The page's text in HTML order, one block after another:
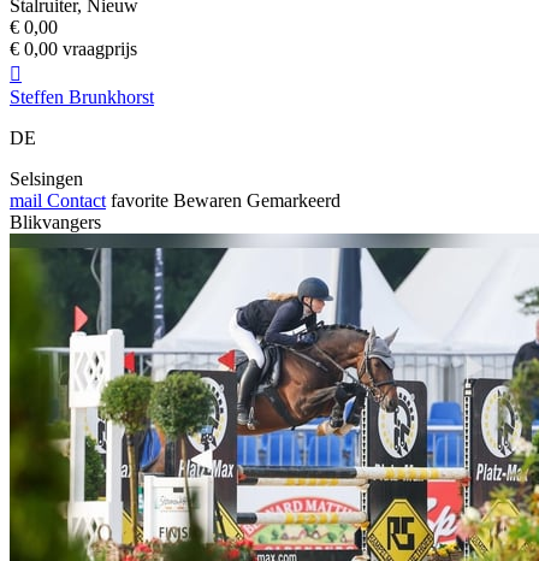
Stalruiter, Nieuw
€ 0,00
€ 0,00 vraagprijs

Steffen Brunkhorst
DE
Selsingen
mail Contact favorite Bewaren Gemarkeerd
Blikvangers